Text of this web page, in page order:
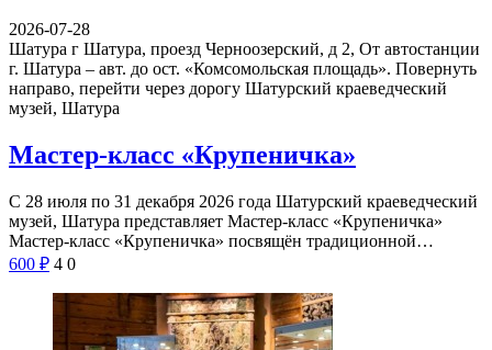
2026-07-28
Шатура г Шатура, проезд Черноозерский, д 2, От автостанции
г. Шатура – авт. до ост. «Комсомольская площадь». Повернуть
направо, перейти через дорогу Шатурский краеведческий
музей, Шатура
Мастер-класс «Крупеничка»
С 28 июля по 31 декабря 2026 года Шатурский краеведческий
музей, Шатура представляет Мастер-класс «Крупеничка»
Мастер-класс «Крупеничка» посвящён традиционной…
600 ₽ 4 0